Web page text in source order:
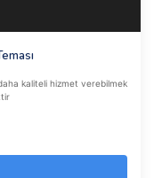
kaliteli hizmet verebilmek